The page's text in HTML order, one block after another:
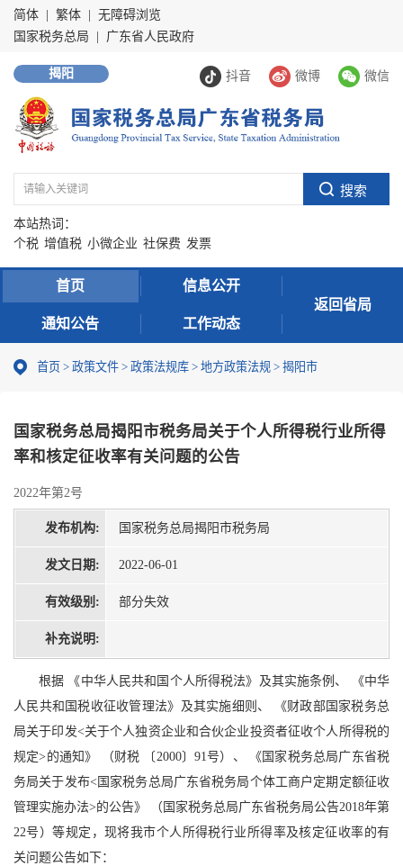
简体 繁体
无障碍浏览
国家税务总局
广东省人民政府
抖音 微博 微信
揭阳
本站热词：
个税 增值税 小微企业 社保费 发票
首页 信息公开
通知公告 工作动态
返回省局
首页 > 政策文件 > 政策法规库 > 地方政策法规 > 揭阳市
国家税务总局揭阳市税务局关于个人所得税行业所得
率和核定征收率有关问题的公告
2022年第2号
发布机构: 国家税务总局揭阳市税务局
发文日期: 2022-06-01
有效级别: 部分失效
补充说明:
根据 《中华人民共和国个人所得税法》及其实施条例、 《中华
人民共和国税收征收管理法》及其实施细则、 《财政部国家税务总
局关于印发<关于个人独资企业和合伙企业投资者征收个人所得税的
规定>的通知》 （财税 〔2000〕91号）、 《国家税务总局广东省税
务局关于发布<国家税务总局广东省税务局个体工商户定期定额征收
管理实施办法>的公告》 （国家税务总局广东省税务局公告2018年第
22号）等规定，现将我市个人所得税行业所得率及核定征收率的有
关问题公告如下：